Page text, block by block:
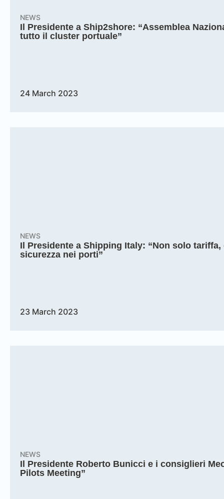
NEWS
Il Presidente a Ship2shore: “Assemblea
tutto il cluster portuale”
24 March 2023
NEWS
Il Presidente a Shipping Italy: “Non solo
sicurezza nei porti”
23 March 2023
NEWS
Il Presidente Roberto Bunicci e i consiglieri
Pilots Meeting”